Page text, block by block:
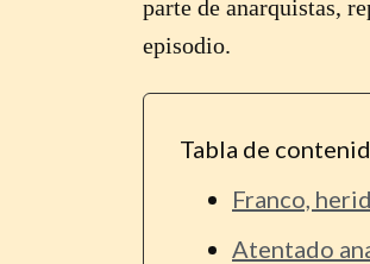
parte de anarquistas,
episodio.
Tabla de
Franco,
Atentado